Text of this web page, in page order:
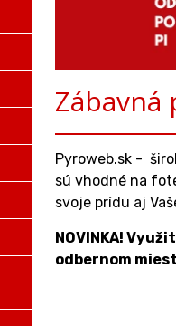
Zábavná
Pyroweb.sk -
sú vhodné na
svoje prídu aj
NOVINKA!
odbernom